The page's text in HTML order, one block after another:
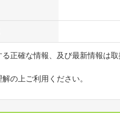
正確な情報、及び最新情報は
の上ご利用ください。